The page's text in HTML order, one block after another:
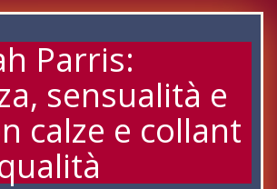
Parris:
sensualità e
calze e collant